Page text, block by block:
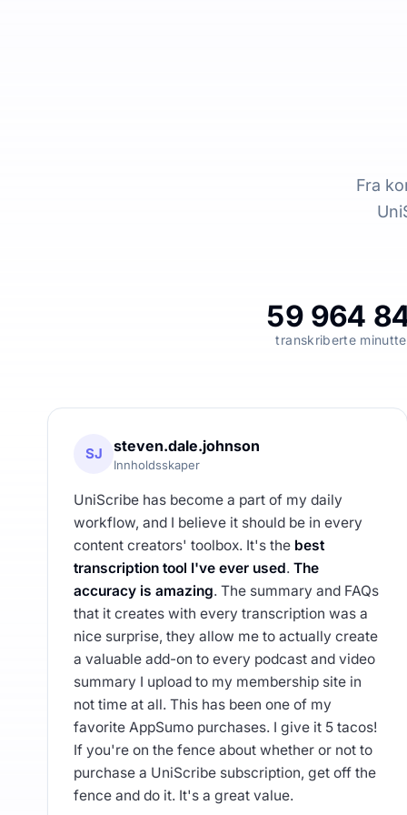
Fra
59 964
transkriberte
SJ steven.dale.johnson
Innholdsskaper
UniScribe has become a part of my daily
workflow, and I believe it should be in every
content creators' toolbox. It's the best
transcription tool I've ever used. The
accuracy is amazing. The summary and FAQs
that it creates with every transcription was a
nice surprise, they allow me to actually create
a valuable add-on to every podcast and video
summary I upload to my membership site in
not time at all. This has been one of my
favorite AppSumo purchases. I give it 5 tacos!
If you're on the fence about whether or not to
purchase a UniScribe subscription, get off the
fence and do it. It's a great value.